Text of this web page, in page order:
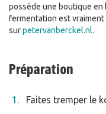
possède une boutique en
fermentation est
surpetervanberckel.nl.
Préparation
Faites tremper le